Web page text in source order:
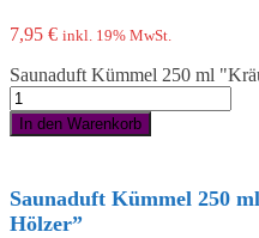
7,95 € inkl. 19% MwSt.
Saunaduft Kümmel 250 ml
In den Warenkorb
Saunaduft Kümmel 250
Hölzer”